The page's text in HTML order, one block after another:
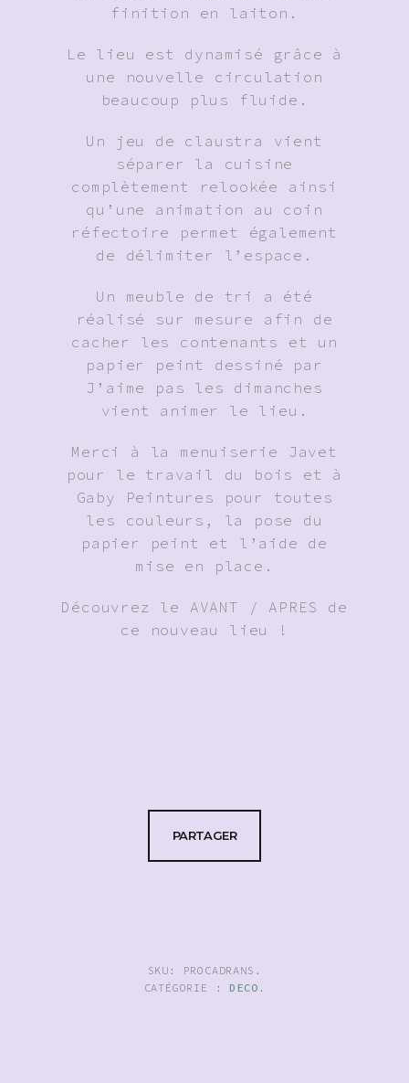
finition en laiton.
Le lieu est dynamisé grâce à
une nouvelle circulation
beaucoup plus fluide.
Un jeu de claustra vient
séparer la cuisine
complètement relookée ainsi
qu’une animation au coin
réfectoire permet également
de délimiter l’espace.
Un meuble de tri a été
réalisé sur mesure afin de
cacher les contenants et un
papier peint dessiné par
J’aime pas les dimanches
vient animer le lieu.
Merci à la menuiserie Javet
pour le travail du bois et à
Gaby Peintures pour toutes
les couleurs, la pose du
papier peint et l’aide de
mise en place.
Découvrez le AVANT / APRES de
ce nouveau lieu !
PARTAGER
SKU: PROCADRANS .
CATÉGORIE :DECO .